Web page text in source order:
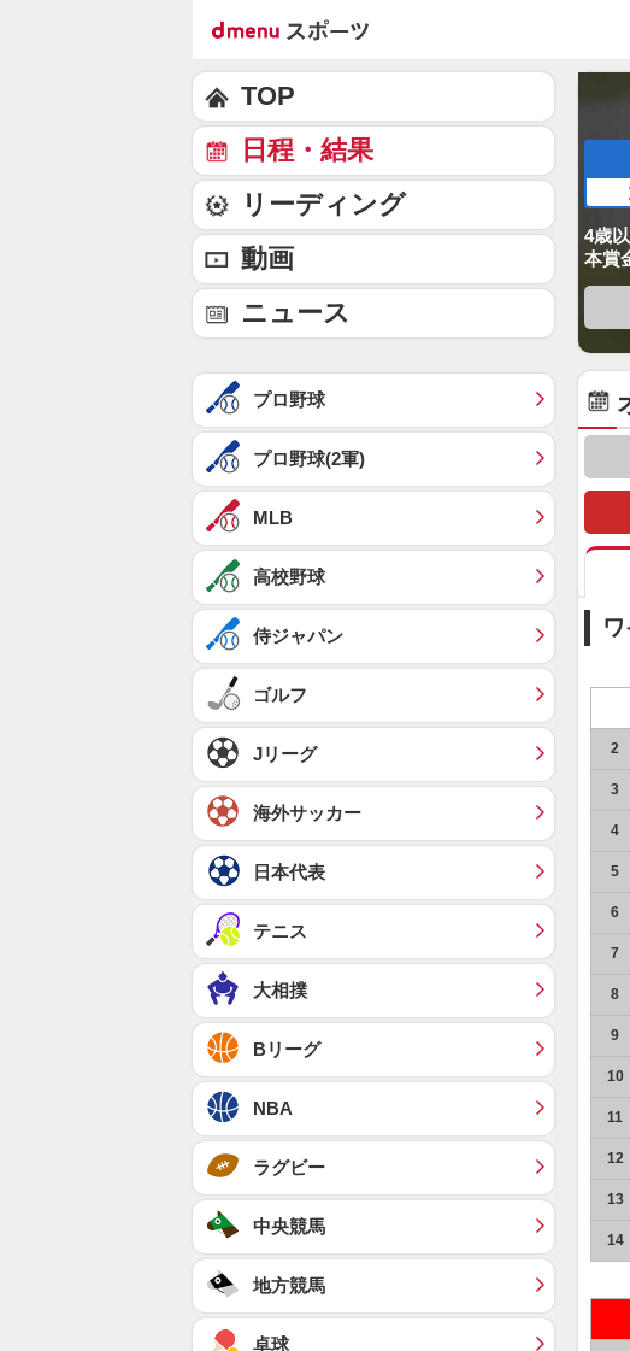
4歳
本賞
2
3
4
5
6
7
8
9
10
11
12
13
14
TOP
日程・結果
リーディング
動画
ニュース
プロ野球
プロ野球(2軍)
MLB
高校野球
侍ジャパン
ゴルフ
Jリーグ
海外サッカー
日本代表
テニス
大相撲
Bリーグ
NBA
ラグビー
中央競馬
地方競馬
卓球